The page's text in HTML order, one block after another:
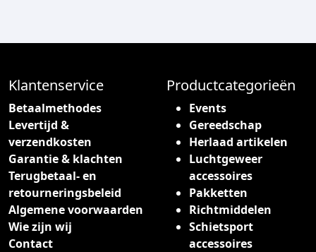
Klantenservice
Betaalmethodes
Levertijd &
verzendkosten
Garantie & klachten
Terugbetaal- en
retourneringsbeleid
Algemene voorwaarden
Wie zijn wij
Contact
Productcategorieën
Events
Gereedschap
Herlaad artikelen
Luchtgeweer
accessoires
Pakketten
Richtmiddelen
Schietsport
accessoires